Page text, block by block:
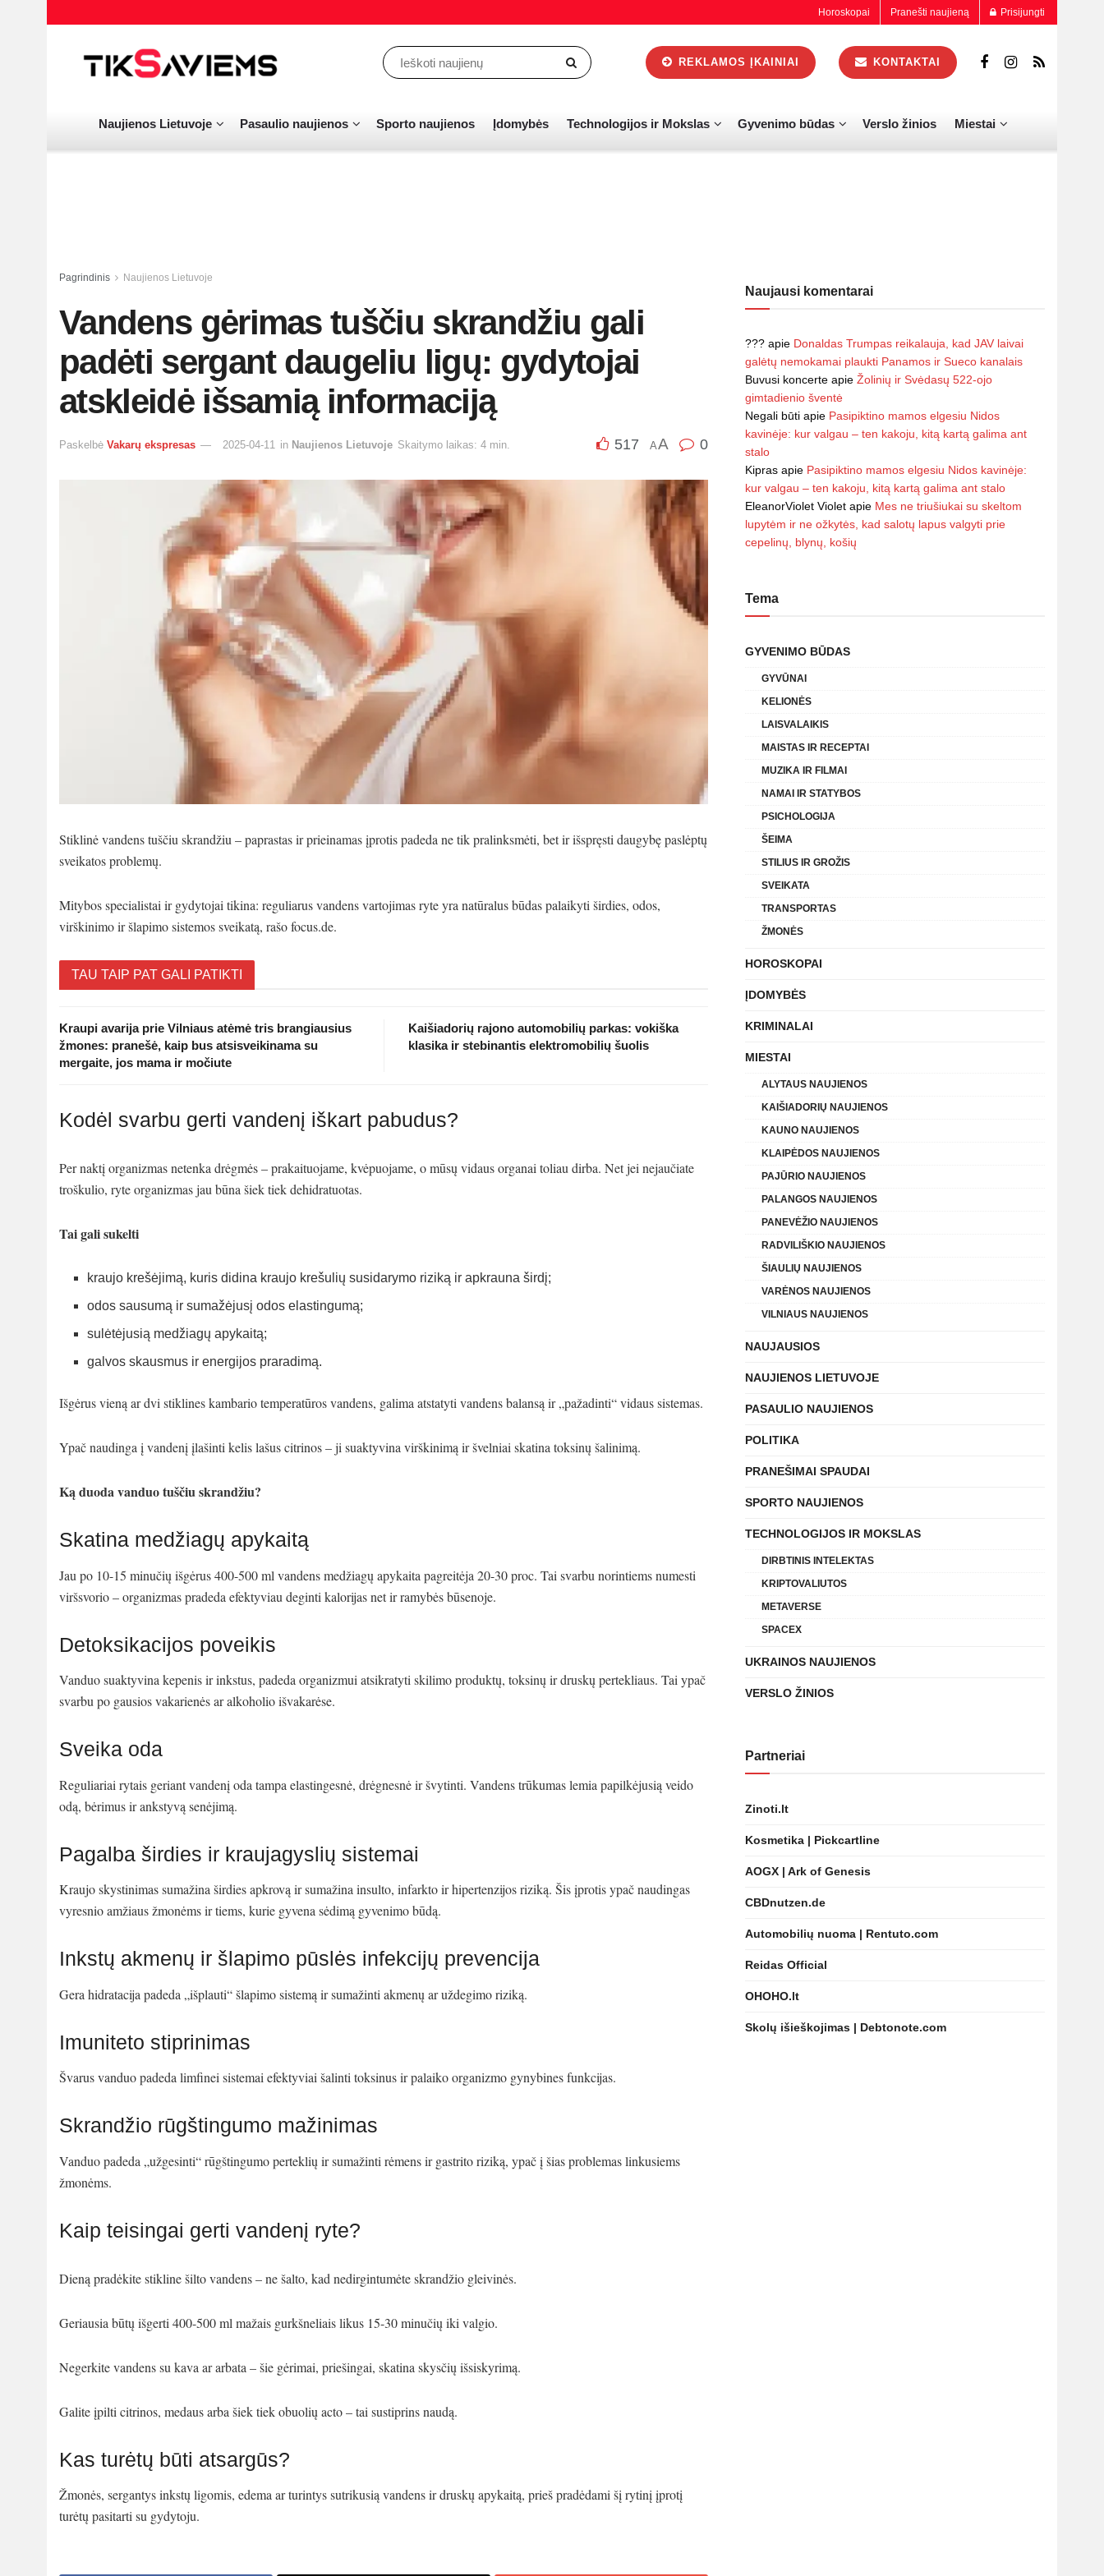
Horoskopai Pranešti naujieną Prisijungti
REKLAMOS ĮKAINIAI KONTAKTAI
Naujienos Lietuvoje Pasaulio naujienos Sporto naujienos Įdomybės Technologijos ir Mokslas Gyvenimo būdas Verslo žinios Miestai
Pagrindinis Naujienos Lietuvoje
Vandens gėrimas tuščiu skrandžiu gali
padėti sergant daugeliu ligų: gydytojai
atskleidė išsamią informaciją
Paskelbė Vakarų ekspresas 2025-04-11 in Naujienos Lietuvoje Skaitymo laikas: 4 min. 517 AA 0
Stiklinė vandens tuščiu skrandžiu – paprastas ir prieinamas įprotis padeda ne tik pralinksmėti, bet ir išspręsti daugybę paslėptų
sveikatos problemų.
Mitybos specialistai ir gydytojai tikina: reguliarus vandens vartojimas ryte yra natūralus būdas palaikyti širdies, odos,
virškinimo ir šlapimo sistemos sveikatą, rašo focus.de.
TAU TAIP PAT GALI PATIKTI
Kraupi avarija prie Vilniaus atėmė tris brangiausius
žmones: pranešė, kaip bus atsisveikinama su
mergaite, jos mama ir močiute
Kaišiadorių rajono automobilių parkas: vokiška
klasika ir stebinantis elektromobilių šuolis
Kodėl svarbu gerti vandenį iškart pabudus?
Per naktį organizmas netenka drėgmės – prakaituojame, kvėpuojame, o mūsų vidaus organai toliau dirba. Net jei nejaučiate
troškulio, ryte organizmas jau būna šiek tiek dehidratuotas.
Tai gali sukelti
kraujo krešėjimą, kuris didina kraujo krešulių susidarymo riziką ir apkrauna širdį;
odos sausumą ir sumažėjusį odos elastingumą;
sulėtėjusią medžiagų apykaitą;
galvos skausmus ir energijos praradimą.
Išgėrus vieną ar dvi stiklines kambario temperatūros vandens, galima atstatyti vandens balansą ir „pažadinti“ vidaus sistemas.
Ypač naudinga į vandenį įlašinti kelis lašus citrinos – ji suaktyvina virškinimą ir švelniai skatina toksinų šalinimą.
Ką duoda vanduo tuščiu skrandžiu?
Skatina medžiagų apykaitą
Jau po 10-15 minučių išgėrus 400-500 ml vandens medžiagų apykaita pagreitėja 20-30 proc. Tai svarbu norintiems numesti
viršsvorio – organizmas pradeda efektyviau deginti kalorijas net ir ramybės būsenoje.
Detoksikacijos poveikis
Vanduo suaktyvina kepenis ir inkstus, padeda organizmui atsikratyti skilimo produktų, toksinų ir druskų pertekliaus. Tai ypač
svarbu po gausios vakarienės ar alkoholio išvakarėse.
Sveika oda
Reguliariai rytais geriant vandenį oda tampa elastingesnė, drėgnesnė ir švytinti. Vandens trūkumas lemia papilkėjusią veido
odą, bėrimus ir ankstyvą senėjimą.
Pagalba širdies ir kraujagyslių sistemai
Kraujo skystinimas sumažina širdies apkrovą ir sumažina insulto, infarkto ir hipertenzijos riziką. Šis įprotis ypač naudingas
vyresnio amžiaus žmonėms ir tiems, kurie gyvena sėdimą gyvenimo būdą.
Inkstų akmenų ir šlapimo pūslės infekcijų prevencija
Gera hidratacija padeda „išplauti“ šlapimo sistemą ir sumažinti akmenų ar uždegimo riziką.
Imuniteto stiprinimas
Švarus vanduo padeda limfinei sistemai efektyviai šalinti toksinus ir palaiko organizmo gynybines funkcijas.
Skrandžio rūgštingumo mažinimas
Vanduo padeda „užgesinti“ rūgštingumo perteklių ir sumažinti rėmens ir gastrito riziką, ypač į šias problemas linkusiems
žmonėms.
Kaip teisingai gerti vandenį ryte?
Dieną pradėkite stikline šilto vandens – ne šalto, kad nedirgintumėte skrandžio gleivinės.
Geriausia būtų išgerti 400-500 ml mažais gurkšneliais likus 15-30 minučių iki valgio.
Negerkite vandens su kava ar arbata – šie gėrimai, priešingai, skatina skysčių išsiskyrimą.
Galite įpilti citrinos, medaus arba šiek tiek obuolių acto – tai sustiprins naudą.
Kas turėtų būti atsargūs?
Žmonės, sergantys inkstų ligomis, edema ar turintys sutrikusią vandens ir druskų apykaitą, prieš pradėdami šį rytinį įprotį
turėtų pasitarti su gydytoju.
Naujausi komentarai
??? apie Donaldas Trumpas reikalauja, kad JAV laivai
galėtų nemokamai plaukti Panamos ir Sueco kanalais
Buvusi koncerte apie Žolinių ir Svėdasų 522-ojo
gimtadienio šventė
Negali būti apie Pasipiktino mamos elgesiu Nidos
kavinėje: kur valgau – ten kakoju, kitą kartą galima ant
stalo
Kipras apie Pasipiktino mamos elgesiu Nidos kavinėje:
kur valgau – ten kakoju, kitą kartą galima ant stalo
EleanorViolet Violet apie Mes ne triušiukai su skeltom
lupytėm ir ne ožkytės, kad salotų lapus valgyti prie
cepelinų, blynų, košių
Tema
GYVENIMO BŪDAS
GYVŪNAI
KELIONĖS
LAISVALAIKIS
MAISTAS IR RECEPTAI
MUZIKA IR FILMAI
NAMAI IR STATYBOS
PSICHOLOGIJA
ŠEIMA
STILIUS IR GROŽIS
SVEIKATA
TRANSPORTAS
ŽMONĖS
HOROSKOPAI
ĮDOMYBĖS
KRIMINALAI
MIESTAI
ALYTAUS NAUJIENOS
KAIŠIADORIŲ NAUJIENOS
KAUNO NAUJIENOS
KLAIPĖDOS NAUJIENOS
PAJŪRIO NAUJIENOS
PALANGOS NAUJIENOS
PANEVĖŽIO NAUJIENOS
RADVILIŠKIO NAUJIENOS
ŠIAULIŲ NAUJIENOS
VARĖNOS NAUJIENOS
VILNIAUS NAUJIENOS
NAUJAUSIOS
NAUJIENOS LIETUVOJE
PASAULIO NAUJIENOS
POLITIKA
PRANEŠIMAI SPAUDAI
SPORTO NAUJIENOS
TECHNOLOGIJOS IR MOKSLAS
DIRBTINIS INTELEKTAS
KRIPTOVALIUTOS
METAVERSE
SPACEX
UKRAINOS NAUJIENOS
VERSLO ŽINIOS
Partneriai
Zinoti.lt
Kosmetika | Pickcartline
AOGX | Ark of Genesis
CBDnutzen.de
Automobilių nuoma | Rentuto.com
Reidas Official
OHOHO.lt
Skolų išieškojimas | Debtonote.com